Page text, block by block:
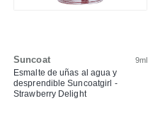
Suncoat 9ml
Esmalte de uñas al agua y
desprendible Suncoatgirl -
Strawberry Delight